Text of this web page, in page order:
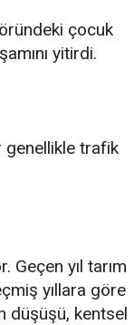
çocuk
yitirdi.
genellikle trafik
Geçen yıl tarım
yıllara göre
düşüşü, kentsel